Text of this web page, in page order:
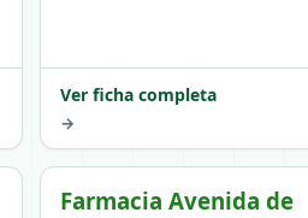
Ver ficha completa
→
Farmacia Avenida de